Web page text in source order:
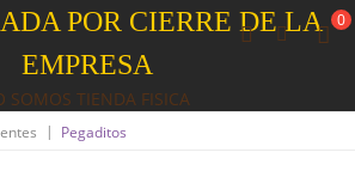
POR CIERRE DE LA
EMPRESA
SOMOS TIENDA FISICA
0
| Pegaditos